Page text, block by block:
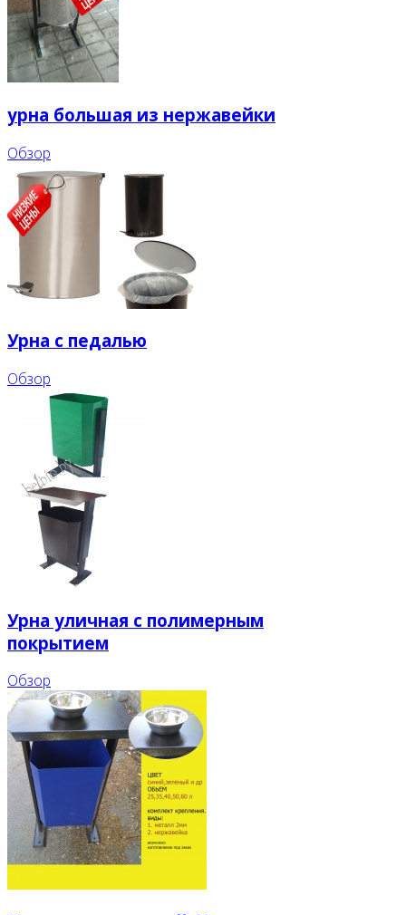
урна большая из нержавейки
Обзор
Урна с педалью
Обзор
Урна уличная с полимерным
покрытием
Обзор